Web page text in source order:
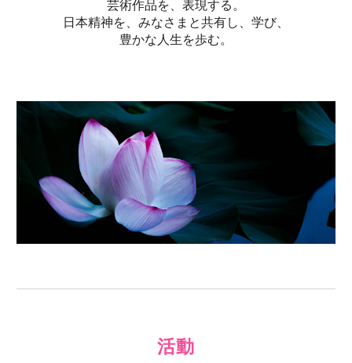
芸術作品を、表現する。
日本精神を、みなさまと共有し、 学び、
豊かな人生を歩む。
活動